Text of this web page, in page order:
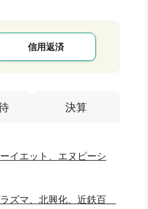
信用返済
決算
イエット、エヌピーシ
ズマ、北興化、近鉄百